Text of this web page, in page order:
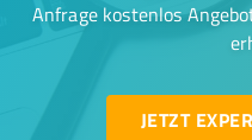
Anfrage kostenlos
JETZT